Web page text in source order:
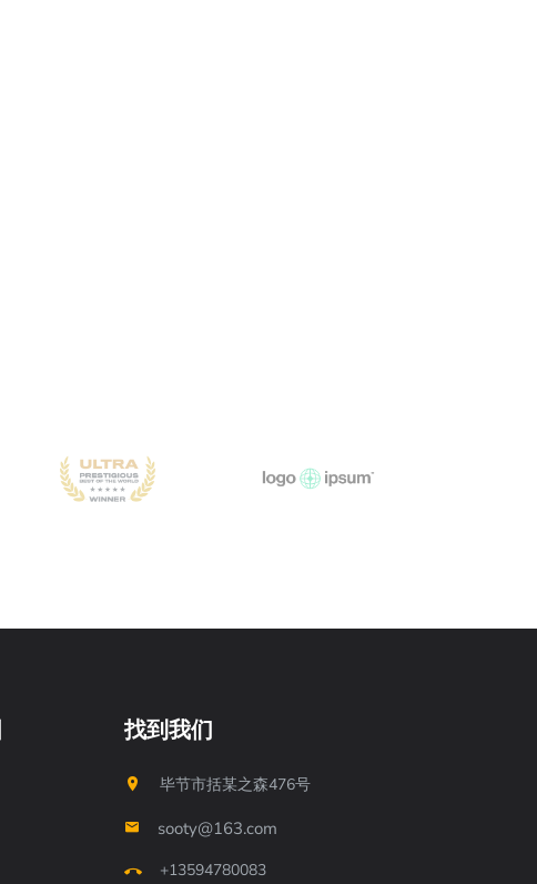
找到我们
毕节市括某之森476号
sooty@163.com
+13594780083